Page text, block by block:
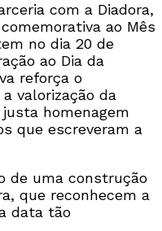
com a Diadora,
ao Mês
no dia 20 de
ao Dia da
reforça o
valorização da
homenagem
que escreveram a
de uma construção
que reconhecem a
data tão